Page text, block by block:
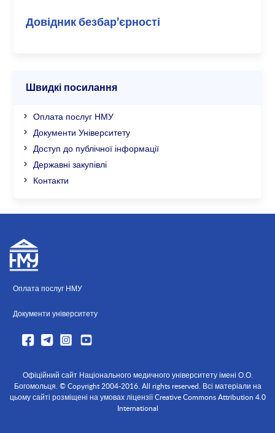
Довідник безбар’єрності
Швидкі посилання
Оплата послуг НМУ
Документи Університету
Доступ до публічної інформації
Державні закупівлі
Контакти
Оплата послуг НМУ
Документи університету
Офіційний сайт Національного медичного університету імені О.О.
Богомольця. © Copyright 2004-2016. All rights reserved. Всі матеріали на
цьому сайті розміщені на умовах ліцензії Creative Commons Attribution 4.0
International